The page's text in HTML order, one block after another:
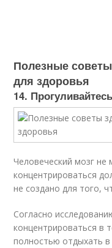
Полезные
для здоровья
14.
Человеческий мозг
концентрироваться
не создано для того,
Согласно
концентрироваться в
полностью отдыхать